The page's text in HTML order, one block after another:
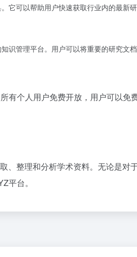
可以帮助用户快速获取行业内的最新
管理平台。用户可以将重要的研究文
个人用户免费开放，用户可以免
整理和分析学术资料。无论是
平台。